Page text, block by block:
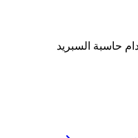
حاسبة السبريد